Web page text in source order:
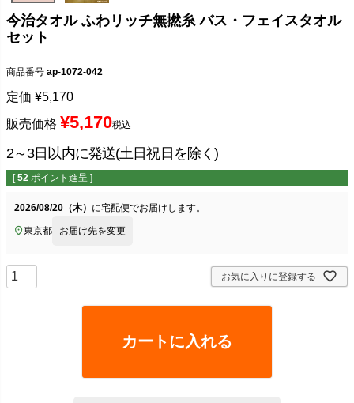
今治タオル ふわリッチ無撚糸 バス・フェイスタオル
セット
商品番号 ap-1072-042
定価 ¥5,170
販売価格 ¥5,170税込
2～3日以内に発送(土日祝日を除く)
[ 52 ポイント進呈 ]
2026/08/20（木） に宅配便でお届けします。
東京都 お届け先を変更
お気に入りに登録する
カートに入れる